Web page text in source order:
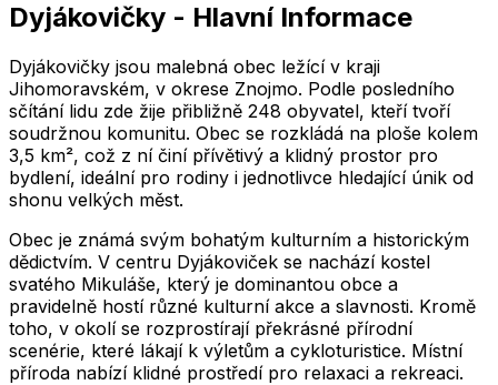
2,005 2,010
Dyjákovičky - Hlavní Informace
Dyjákovičky jsou malebná obec ležící v kraji
Jihomoravském, v okrese Znojmo. Podle posledního
sčítání lidu zde žije přibližně 248 obyvatel, kteří tvoří
soudržnou komunitu. Obec se rozkládá na ploše kolem
3,5 km², což z ní činí přívětivý a klidný prostor pro
bydlení, ideální pro rodiny i jednotlivce hledající únik od
shonu velkých měst.
Obec je známá svým bohatým kulturním a historickým
dědictvím. V centru Dyjákoviček se nachází kostel
svatého Mikuláše, který je dominantou obce a
pravidelně hostí různé kulturní akce a slavnosti. Kromě
toho, v okolí se rozprostírají překrásné přírodní
scenérie, které lákají k výletům a cykloturistice. Místní
příroda nabízí klidné prostředí pro relaxaci a rekreaci.